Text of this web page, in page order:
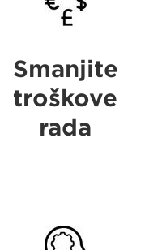
Smanjite
troškove
rada
Benefits